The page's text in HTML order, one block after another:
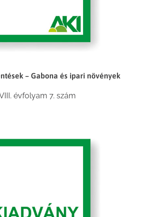
– Gabona és ipari növények
évfolyam 7. szám